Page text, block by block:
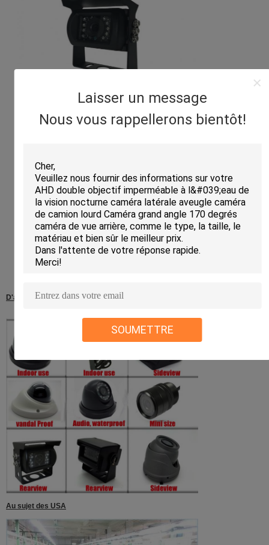
Laisser un message
Nous vous rappellerons bientôt!
SOUMETTRE
D'autres caméras pour l'option
Au sujet des USA